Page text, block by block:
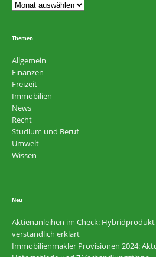
Themen
Allgemein
Finanzen
Freizeit
Immobilien
News
Recht
Studium und Beruf
Umwelt
Wissen
Neu
Aktienanleihen im Check:
verständlich erklärt
Immobilienmakler Provisionen 2024: